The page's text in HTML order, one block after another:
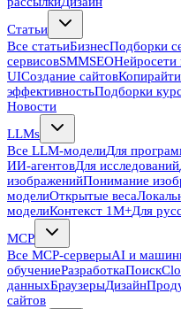
Статьи
Все статьиБизнесПодборки
сервисовSMMSEO
UIСоздание сайтов
эффективностьПодборки
Новости
LLMs
Все LLM-моделиДля
ИИ-агентовДля исследований
изображенийПонимание
моделиОткрытые веса
моделиКонтекст 1M+Для
MCP
Все MCP-серверыAI и
обучениеРазработкаПоиск
данныхБраузерыДизайн
сайтов